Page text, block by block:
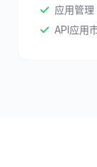
应用管理
API应用